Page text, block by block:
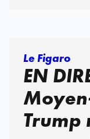
Le Figaro
EN
Trump